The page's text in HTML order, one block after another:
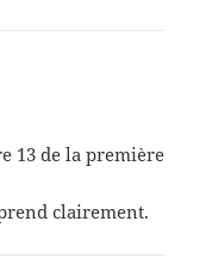
13 de la première
clairement.